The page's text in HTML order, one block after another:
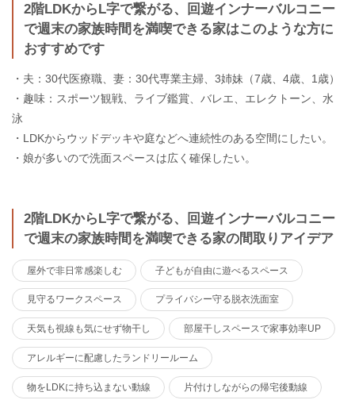
2階LDKからL字で繋がる、回遊インナーバルコニー
で週末の家族時間を満喫できる家はこのような方に
おすすめです
・夫：30代医療職、妻：30代専業主婦、3姉妹（7歳、4歳、1歳）
・趣味：スポーツ観戦、ライブ鑑賞、バレエ、エレクトーン、水
泳
・LDKからウッドデッキや庭などへ連続性のある空間にしたい。
・娘が多いので洗面スペースは広く確保したい。
2階LDKからL字で繋がる、回遊インナーバルコニー
で週末の家族時間を満喫できる家の間取りアイデア
屋外で非日常感楽しむ 子どもが自由に遊べるスペース
見守るワークスペース プライバシー守る脱衣洗面室
天気も視線も気にせず物干し 部屋干しスペースで家事効率UP
アレルギーに配慮したランドリールーム
物をLDKに持ち込まない動線 片付けしながらの帰宅後動線